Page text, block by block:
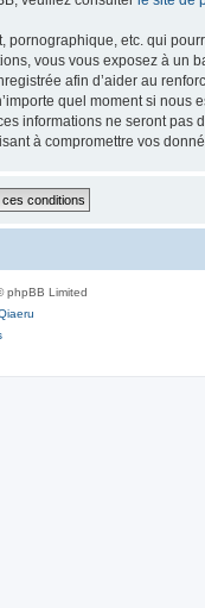
etc. qui
vous vous exposez à un
afin d’aider au
quel moment si nous
informations ne seront pas
à compromettre vos
phpBB Limited